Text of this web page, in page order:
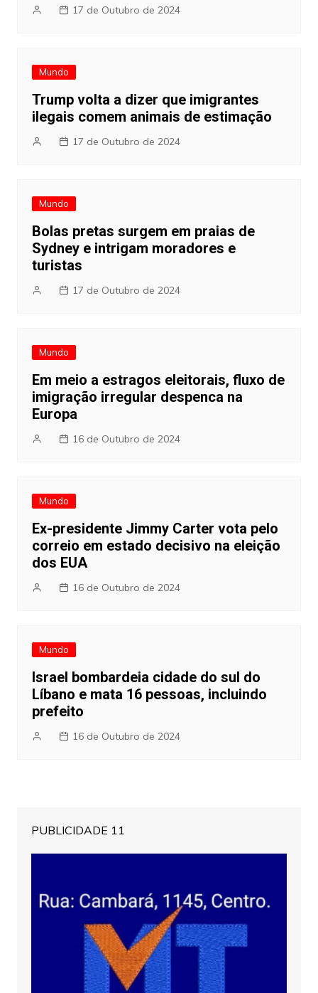
17 de Outubro de 2024
Mundo
Trump volta a dizer que imigrantes
ilegais comem animais de estimação
17 de Outubro de 2024
Mundo
Bolas pretas surgem em praias de
Sydney e intrigam moradores e
turistas
17 de Outubro de 2024
Mundo
Em meio a estragos eleitorais, fluxo de
imigração irregular despenca na
Europa
16 de Outubro de 2024
Mundo
Ex-presidente Jimmy Carter vota pelo
correio em estado decisivo na eleição
dos EUA
16 de Outubro de 2024
Mundo
Israel bombardeia cidade do sul do
Líbano e mata 16 pessoas, incluindo
prefeito
16 de Outubro de 2024
PUBLICIDADE 11